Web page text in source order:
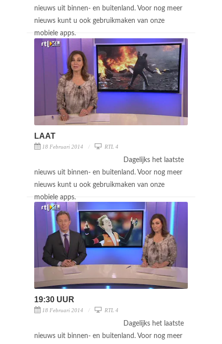
nieuws uit binnen- en buitenland. Voor nog meer
nieuws kunt u ook gebruikmaken van onze
mobiele apps.
LAAT
18 Februari 2014 RTL 4
Dagelijks het laatste
nieuws uit binnen- en buitenland. Voor nog meer
nieuws kunt u ook gebruikmaken van onze
mobiele apps.
19:30 UUR
18 Februari 2014 RTL 4
Dagelijks het laatste
nieuws uit binnen- en buitenland. Voor nog meer